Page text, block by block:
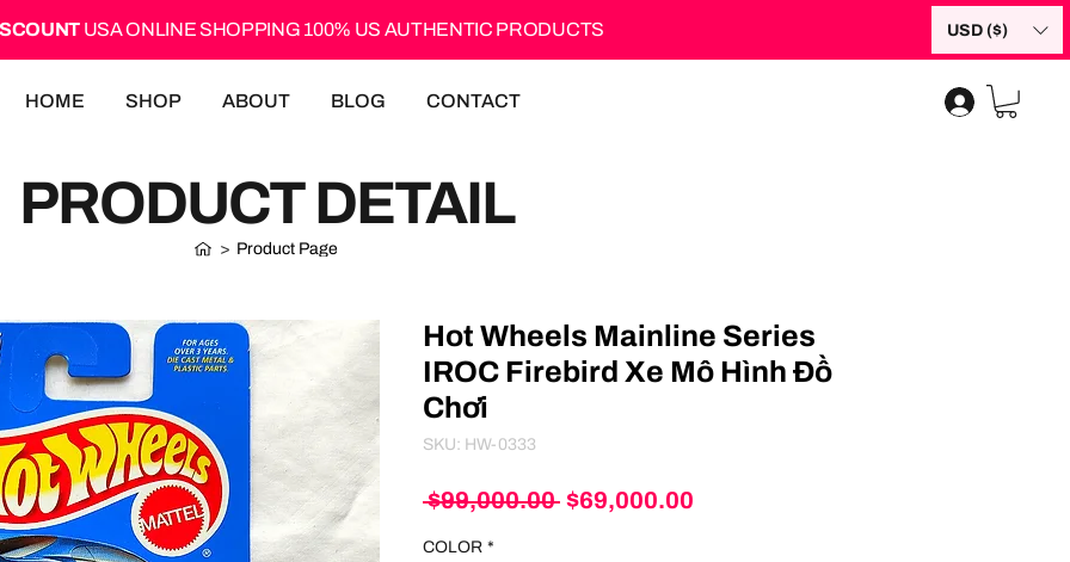
USA ONLINE SHOPPING 100% US AUTHENTIC PRODUCTS
HOME SHOP ABOUT BLOG CONTACT
USD ($)
PRODUCT DETAIL
> Product Page
Hot Wheels Mainline Series
IROC Firebird Xe Mô Hình Đồ
Chơi
SKU: HW-0333
$99,000.00 Regular
$69,000.00
COLOR *